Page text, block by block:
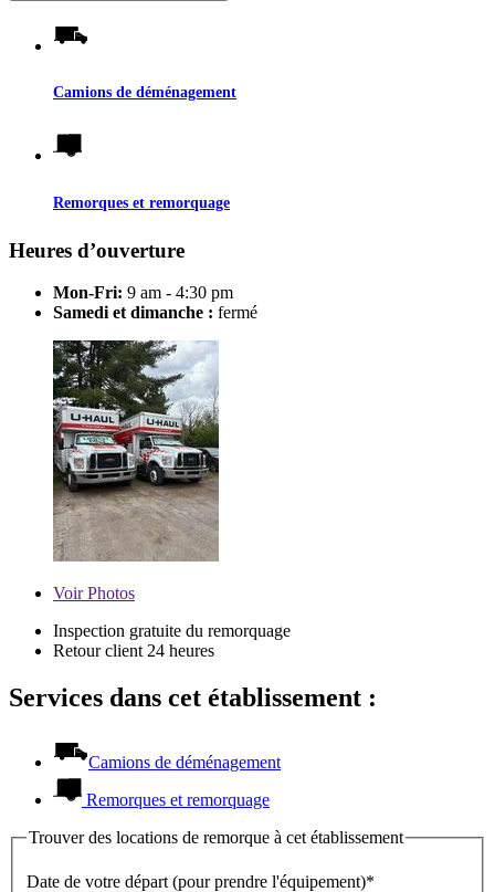
Camions de déménagement
Remorques et remorquage
Heures d’ouverture
Mon-Fri: 9 am - 4:30 pm
Samedi et dimanche : fermé
VoirPhotos
Inspection gratuite du remorquage
Retour client 24 heures
Services dans cet établissement :
Camions de déménagement
Remorques et remorquage
Trouver des locations de remorque à cet établissement
Date de votre départ (pour prendre l'équipement)*